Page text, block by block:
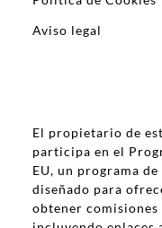
Aviso legal
El propietario de
participa en el
EU, un programa
diseñado para
obtener